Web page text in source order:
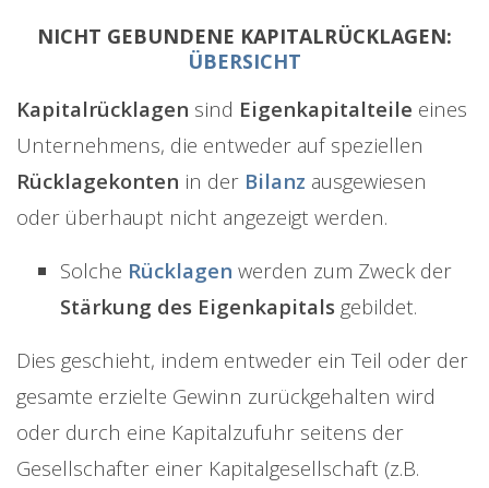
NICHT GEBUNDENE KAPITALRÜCKLAGEN:
ÜBERSICHT
Kapitalrücklagen sind Eigenkapitalteile eines
Unternehmens, die entweder auf speziellen
Rücklagekonten in der Bilanz ausgewiesen
oder überhaupt nicht angezeigt werden.
Solche Rücklagen werden zum Zweck der
Stärkung des Eigenkapitals gebildet.
Dies geschieht, indem entweder ein Teil oder der
gesamte erzielte Gewinn zurückgehalten wird
oder durch eine Kapitalzufuhr seitens der
Gesellschafter einer Kapitalgesellschaft (z.B.